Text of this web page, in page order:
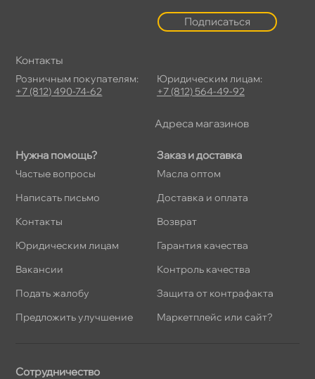
Нужна помощь?
Частые вопросы
Написать письмо
Контакты
Юридическим лицам
акансии
Подать жалобу
Предложить улучшение
Заказ и доставка
Масла оптом
Доставка и оплата
озврат
Гарантия качества
Контроль качества
Защита от контрафакта
Маркетплейс или сайт?
Подписаться
Сотрудничество
Контакты
Розничным покупателям:
+7 (812) 490-74-62
Юридическим лицам:
+7 (812) 564-49-92
Адреса магазино